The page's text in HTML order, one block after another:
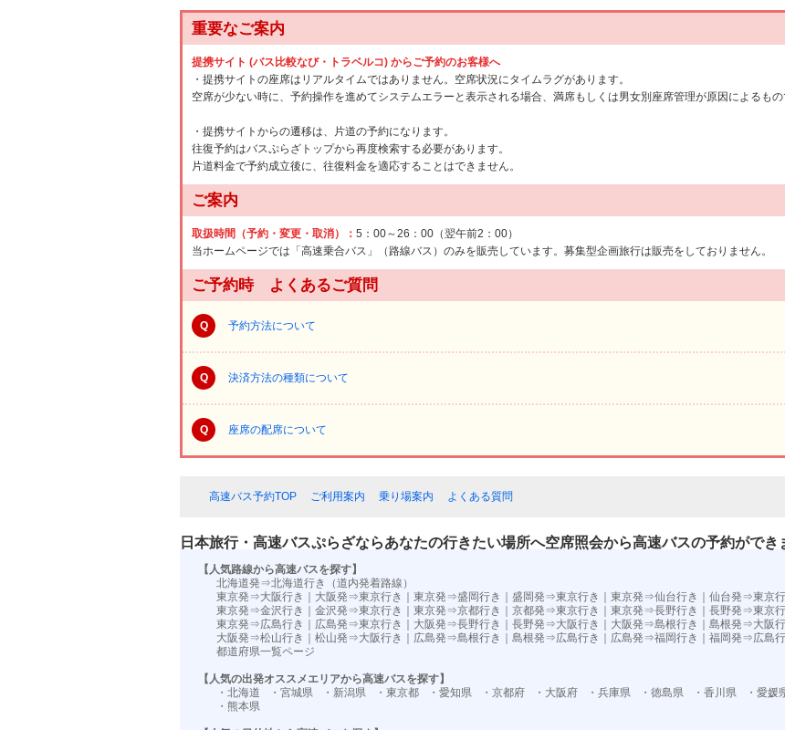
重要なご案内
提携サイト (バス比較なび・トラベルコ) からご予約のお客様へ
・提携サイトの座席はリアルタイムではありません。空席状況にタイムラグがあります。
空席が少ない時に、予約操作を進めてシステムエラーと表示される場合、満席もしくは男女別座席管理が原因によるも
・提携サイトからの遷移は、片道の予約になります。
往復予約はバスぷらざトップから再度検索する必要があります。
片道料金で予約成立後に、往復料金を適応することはできません。
ご案内
取扱時間（予約・変更・取消）： 5：00～26：00（翌午前2：00）
当ホームページでは「高速乗合バス」（路線バス）のみを販売しています。募集型企画旅行は販売をしておりません。
ご予約時 よくあるご質問
Q 予約方法について
Q 決済方法の種類について
Q 座席の配席について
高速バス予約TOP ご利用案内 乗り場案内 よくある質問
日本旅行・高速バスぷらざならあなたの行きたい場所へ空席照会から高速バスの予約ができ
【人気路線から高速バスを探す】
北海道発⇒北海道行き（道内発着路線）
東京発⇒大阪行き
大阪発⇒東京行き 東京発⇒盛岡行き 盛岡発⇒東京行き 東京発⇒仙台行き 仙台発⇒東京
東京発⇒金沢行き
金沢発⇒東京行き 東京発⇒京都行き 京都発⇒東京行き 東京発⇒長野行き 長野発⇒東京
東京発⇒広島行き
広島発⇒東京行き 大阪発⇒長野行き 長野発⇒大阪行き 大阪発⇒島根行き 島根発⇒大阪
大阪発⇒松山行き
松山発⇒大阪行き 広島発⇒島根行き 島根発⇒広島行き 広島発⇒福岡行き 福岡発⇒広島
都道府県一覧ページ
【人気の出発オススメエリアから高速バスを探す】
・北海道
・宮城県 ・新潟県 ・東京都 ・愛知県 ・京都府 ・大阪府 ・兵庫県 ・徳島県 ・香川県 ・愛媛
・熊本県